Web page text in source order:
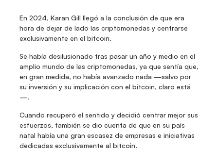
En 2024, Karan Gill llegó a la conclusión de que era
hora de dejar de lado las criptomonedas y centrarse
exclusivamente en el bitcoin.
Se había desilusionado tras pasar un año y medio en el
amplio mundo de las criptomonedas, ya que sentía que,
en gran medida, no había avanzado nada —salvo por
su inversión y su implicación con el bitcoin, claro está
—.
Cuando recuperó el sentido y decidió centrar mejor sus
esfuerzos, también se dio cuenta de que en su país
natal había una gran escasez de empresas e iniciativas
dedicadas exclusivamente al bitcoin.